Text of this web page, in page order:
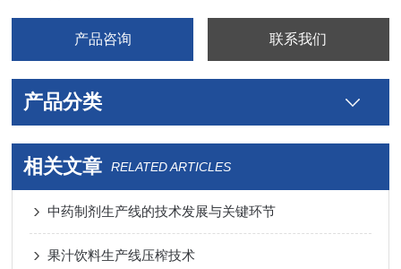
产品咨询 联系我们
产品分类
相关文章 RELATED ARTICLES
中药制剂生产线的技术发展与关键环节
果汁饮料生产线压榨技术